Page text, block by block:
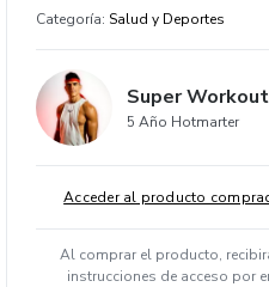
Categoría: Salud y Deportes
Super Workout
5 Año Hotmarter
Acceder al producto
Al comprar el producto,
instrucciones de acceso por